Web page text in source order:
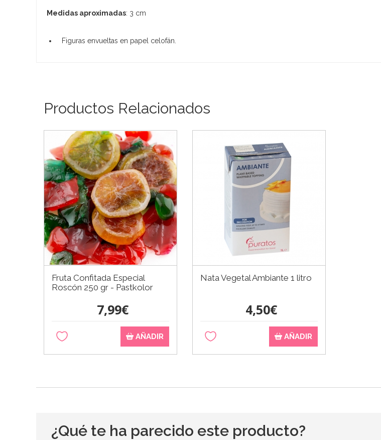
Medidas aproximadas: 3 cm
Figuras envueltas en papel celofán.
Productos Relacionados
Fruta Confitada Especial
Roscón 250 gr - Pastkolor
7,99€
AÑADIR
Nata Vegetal Ambiante 1 litro
4,50€
AÑADIR
¿Qué te ha parecido este producto?